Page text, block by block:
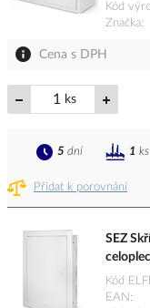
Kód
Značka
Cena s DPH
ks
Přidat k porovnání
5 dní 1 ks
SEZ
Kód
EAN